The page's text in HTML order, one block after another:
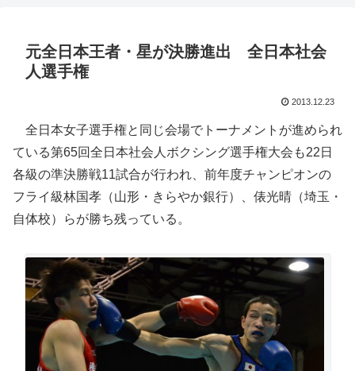
元全日本王者・星が決勝進出 全日本社会
人選手権
2013.12.23
全日本女子選手権と同じ会場でトーナメントが進められ
ている第65回全日本社会人ボクシング選手権大会も22日
各級の準決勝戦11試合が行われ、前年度チャンピオンの
フライ級林国孝（山形・きらやか銀行）、俵光晴（埼玉・
自体校）らが勝ち残っている。